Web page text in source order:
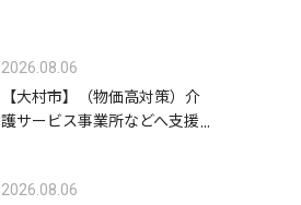
2026.08.06
【大村市】（物価高対策）介
護サービス事業所などへ支援
2026.08.06